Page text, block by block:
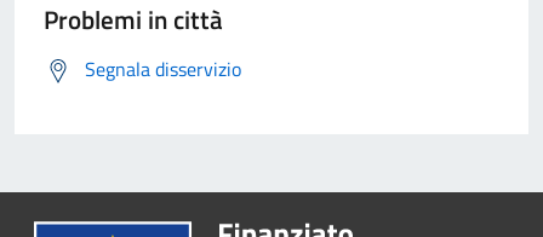
Problemi in città
Segnala disservizio